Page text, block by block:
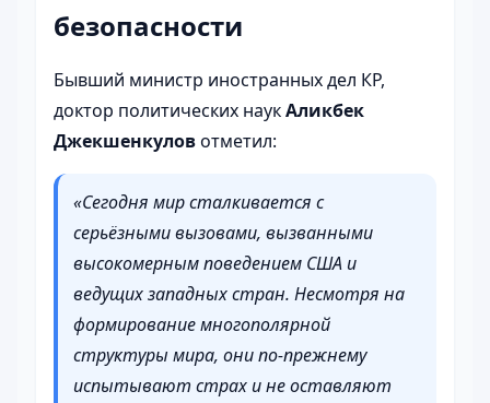
безопасности
Бывший министр иностранных дел КР,
доктор политических наукАликбек
Джекшенкуловотметил:
«Сегодня мир сталкивается с
серьёзными вызовами, вызванными
высокомерным поведением США и
ведущих западных стран. Несмотря на
формирование многополярной
структуры мира, они по-прежнему
испытывают страх и не оставляют